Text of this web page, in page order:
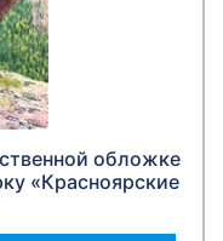
обложке
«Красноярские